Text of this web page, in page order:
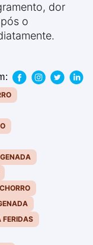
dor
o
FERIDAS